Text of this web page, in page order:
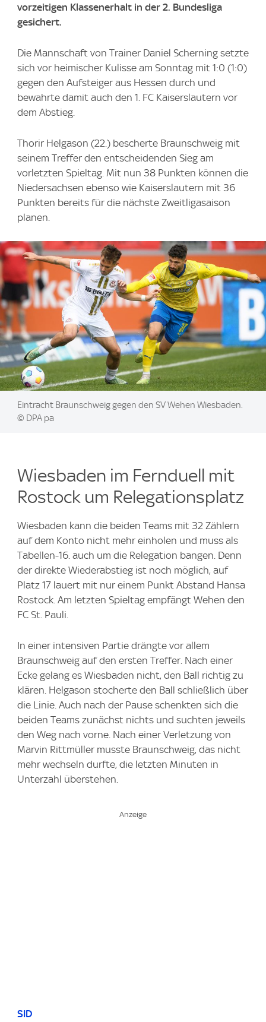
vorzeitigen Klassenerhalt in der 2. Bundesliga
gesichert.
Die Mannschaft von Trainer Daniel Scherning setzte
sich vor heimischer Kulisse am Sonntag mit 1:0 (1:0)
gegen den Aufsteiger aus Hessen durch und
bewahrte damit auch den 1. FC Kaiserslautern vor
dem Abstieg.
Thorir Helgason (22.) bescherte Braunschweig mit
seinem Treffer den entscheidenden Sieg am
vorletzten Spieltag. Mit nun 38 Punkten können die
Niedersachsen ebenso wie Kaiserslautern mit 36
Punkten bereits für die nächste Zweitligasaison
planen.
Image:
Eintracht Braunschweig gegen den SV Wehen Wiesbaden.
© DPA pa
Wiesbaden im Fernduell mit
Rostock um Relegationsplatz
Wiesbaden kann die beiden Teams mit 32 Zählern
auf dem Konto nicht mehr einholen und muss als
Tabellen-16. auch um die Relegation bangen. Denn
der direkte Wiederabstieg ist noch möglich, auf
Platz 17 lauert mit nur einem Punkt Abstand Hansa
Rostock. Am letzten Spieltag empfängt Wehen den
FC St. Pauli.
In einer intensiven Partie drängte vor allem
Braunschweig auf den ersten Treffer. Nach einer
Ecke gelang es Wiesbaden nicht, den Ball richtig zu
klären. Helgason stocherte den Ball schließlich über
die Linie. Auch nach der Pause schenkten sich die
beiden Teams zunächst nichts und suchten jeweils
den Weg nach vorne. Nach einer Verletzung von
Marvin Rittmüller musste Braunschweig, das nicht
mehr wechseln durfte, die letzten Minuten in
Unterzahl überstehen.
SID